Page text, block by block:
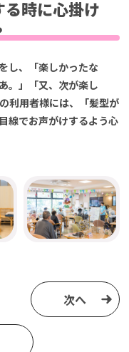
時に心掛け
し、「楽しかったな
。」「又、次が楽し
利用者様には、「髪型が
線でお声がけするよう心
次へ